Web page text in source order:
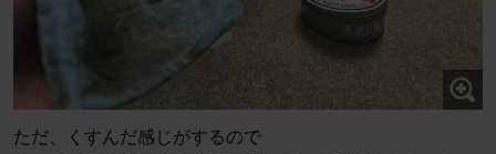
ただ、くすんだ感じがするので